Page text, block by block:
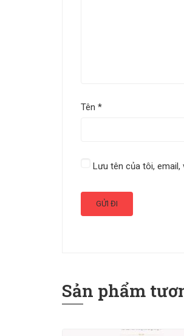
Tên *
Lưu tên của tôi, email,
Sản phẩm